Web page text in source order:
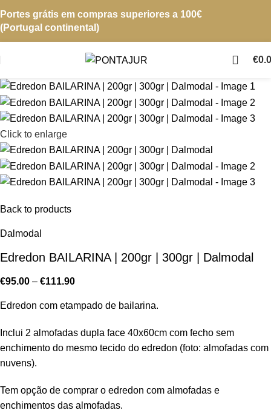
Portes grátis em compras superiores a 100€
(Portugal continental)
€
Click to enlarge
Back to products
Dalmodal
Edredon BAILARINA | 200gr | 300gr | Dalmodal
€95.00 – €111.90
Edredon com etampado de bailarina.
Inclui 2 almofadas dupla face 40x60cm com fecho sem
enchimento do mesmo tecido do edredon (foto: almofadas com
nuvens).
Tem opção de comprar o edredon com almofadas e
enchimentos das almofadas.